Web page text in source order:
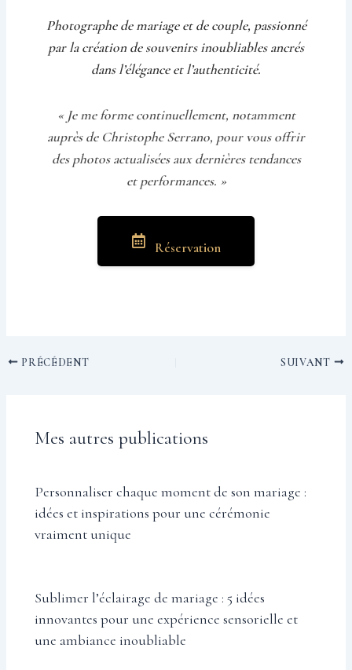
Photographe de mariage et de couple, passionné
par la création de souvenirs inoubliables ancrés
dans l’élégance et l’authenticité.
« Je me forme continuellement, notamment
auprès de Christophe Serrano, pour vous offrir
des photos actualisées aux dernières tendances
et performances. »
Réservation
PRÉCÉDENT SUIVANT
Mes autres publications
Personnaliser chaque moment de son mariage :
idées et inspirations pour une cérémonie
vraiment unique
Sublimer l’éclairage de mariage : 5 idées
innovantes pour une expérience sensorielle et
une ambiance inoubliable